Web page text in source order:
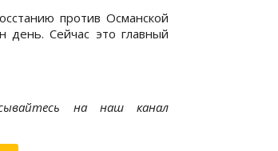
против Османской
день. Сейчас это главный
на наш канал